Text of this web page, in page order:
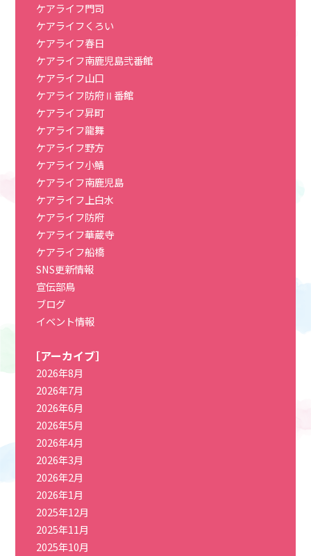
ケアライフ門司
ケアライフくろい
ケアライフ春日
ケアライフ南鹿児島弐番館
ケアライフ山口
ケアライフ防府Ⅱ番館
ケアライフ昇町
ケアライフ龍舞
ケアライフ野方
ケアライフ小鯖
ケアライフ南鹿児島
ケアライフ上白水
ケアライフ防府
ケアライフ華蔵寺
ケアライフ船橋
SNS更新情報
宣伝部鳥
ブログ
イベント情報
［アーカイブ］
2026年8月
2026年7月
2026年6月
2026年5月
2026年4月
2026年3月
2026年2月
2026年1月
2025年12月
2025年11月
2025年10月